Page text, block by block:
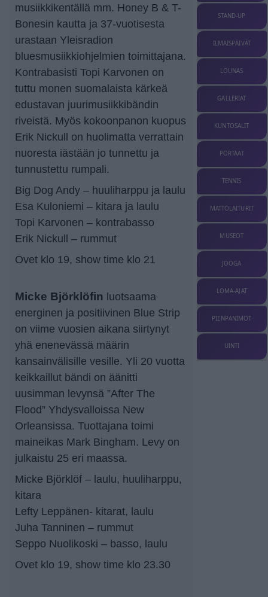
musiikkikentällä mm. Honey B & T-
Bonesin kautta ja 37-vuotisesta
urastaan Yleisradion
bluesmusiikkiohjelmien toimittajana.
Kontrabasisti Topi Karvonen on
tuttu monen suomalaista kärkeä
edustavan juurimusiikkibändin
riveistä. Myös kokoonpanon kuopus
Erik Nickull on huolimatta verrattain
nuoresta iästään jo tunnettu ja
tunnustettu rumpali.
Big Dog Andy – huuliharppu ja laulu
Esa Kuloniemi – kitara ja laulu
Topi Karvonen – kontrabasso
Erik Nickull – rummut
Ovet klo 19, show time klo 21
Micke Björklöfin luotsaama
energinen ja positiivinen Blue Strip
on viime vuosien aikana siirtynyt
yhä enenevässä määrin
kansainvälisille vesille. Yli 20 vuotta
keikkaillut bändi on äänitti
uusimman levynsä ”After The
Flood” Yhdysvalloissa New
Orleansissa. Tuottajana toimi
maineikas Mark Bingham. Levy on
julkaistu 25 eri maassa.
Micke Björklöf – laulu, huuliharppu,
kitara
Lefty Leppänen- kitarat, laulu
Juha Tanninen – rummut
Seppo Nuolikoski – basso, laulu
Ovet klo 19, show time klo 23.30
STAND-UP
ILMAISPÄIVÄT
LOUNAS
GALLERIAT
KUNTOSALIT
PORTAAT
TENNIS
MATTOLAITURIT
MUSEOT
JOOGA
LOMA-AJAT
PIENPANIMOT
UINTI